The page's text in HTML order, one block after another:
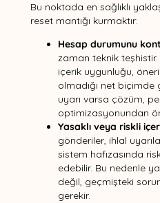
Bu noktada en sağlıklı
reset mantığı kurmaktır:
Hesap durumunu
zaman teknik
içerik uygunluğu,
olmadığı net
uyarı varsa çözüm,
optimizasyonundan
Yasaklı veya riskli
gönderiler, ihlal
sistem hafızasında
edebilir. Bu nedenle
değil, geçmişteki
gerekir.